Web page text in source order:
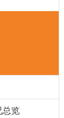
总览